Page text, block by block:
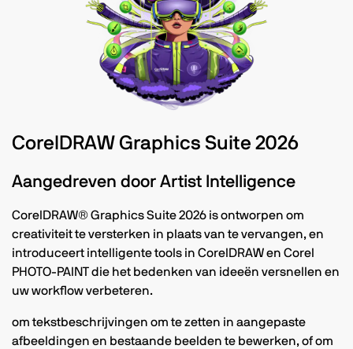
CorelDRAW Graphics Suite 2026
Aangedreven door Artist Intelligence
CorelDRAW® Graphics Suite 2026 is ontworpen om
creativiteit te versterken in plaats van te vervangen, en
introduceert intelligente tools in CorelDRAW en Corel
PHOTO-PAINT die het bedenken van ideeën versnellen en
uw workflow verbeteren.
om tekstbeschrijvingen om te zetten in aangepaste
afbeeldingen en bestaande beelden te bewerken, ofom